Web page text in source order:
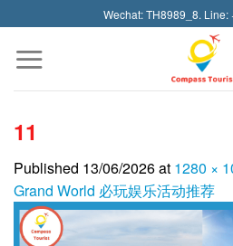
to
content
Wechat: TH8989_8.
11
Published 13/06/2026at 1280 ×
Grand World 必玩娱乐活动推荐